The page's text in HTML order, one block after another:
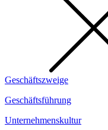
Geschäftszweige
Geschäftsführung
Unternehmenskultur